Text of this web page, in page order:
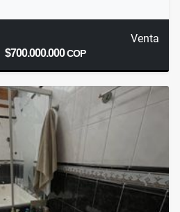
Venta
$700.000.000COP